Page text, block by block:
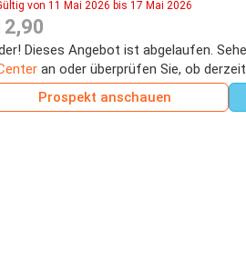
von 11 Mai 2026 bis 17 Mai 2026
Dieses Angebot ist abgelaufen.
an oder überprüfen Sie, ob
Prospekt anschauen